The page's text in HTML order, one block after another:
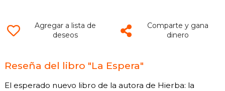
Agregar a lista de
deseos
Comparte y gana
dinero
Reseña del libro "La Espera"
El esperado nuevo libro de la autora de Hierba: la